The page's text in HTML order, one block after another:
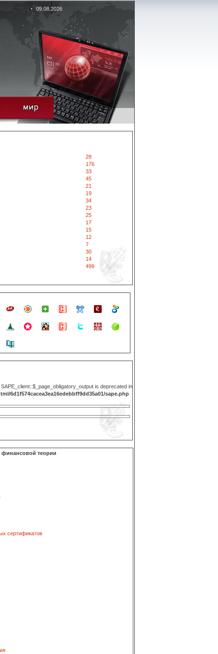
09.08.2026
28
176
33
45
21
19
34
23
25
17
15
12
7
30
14
499
is deprecated in
6d1f574cacea3ea16edebbff9dd35a01/sape.php
финансовой теории
сертификатов